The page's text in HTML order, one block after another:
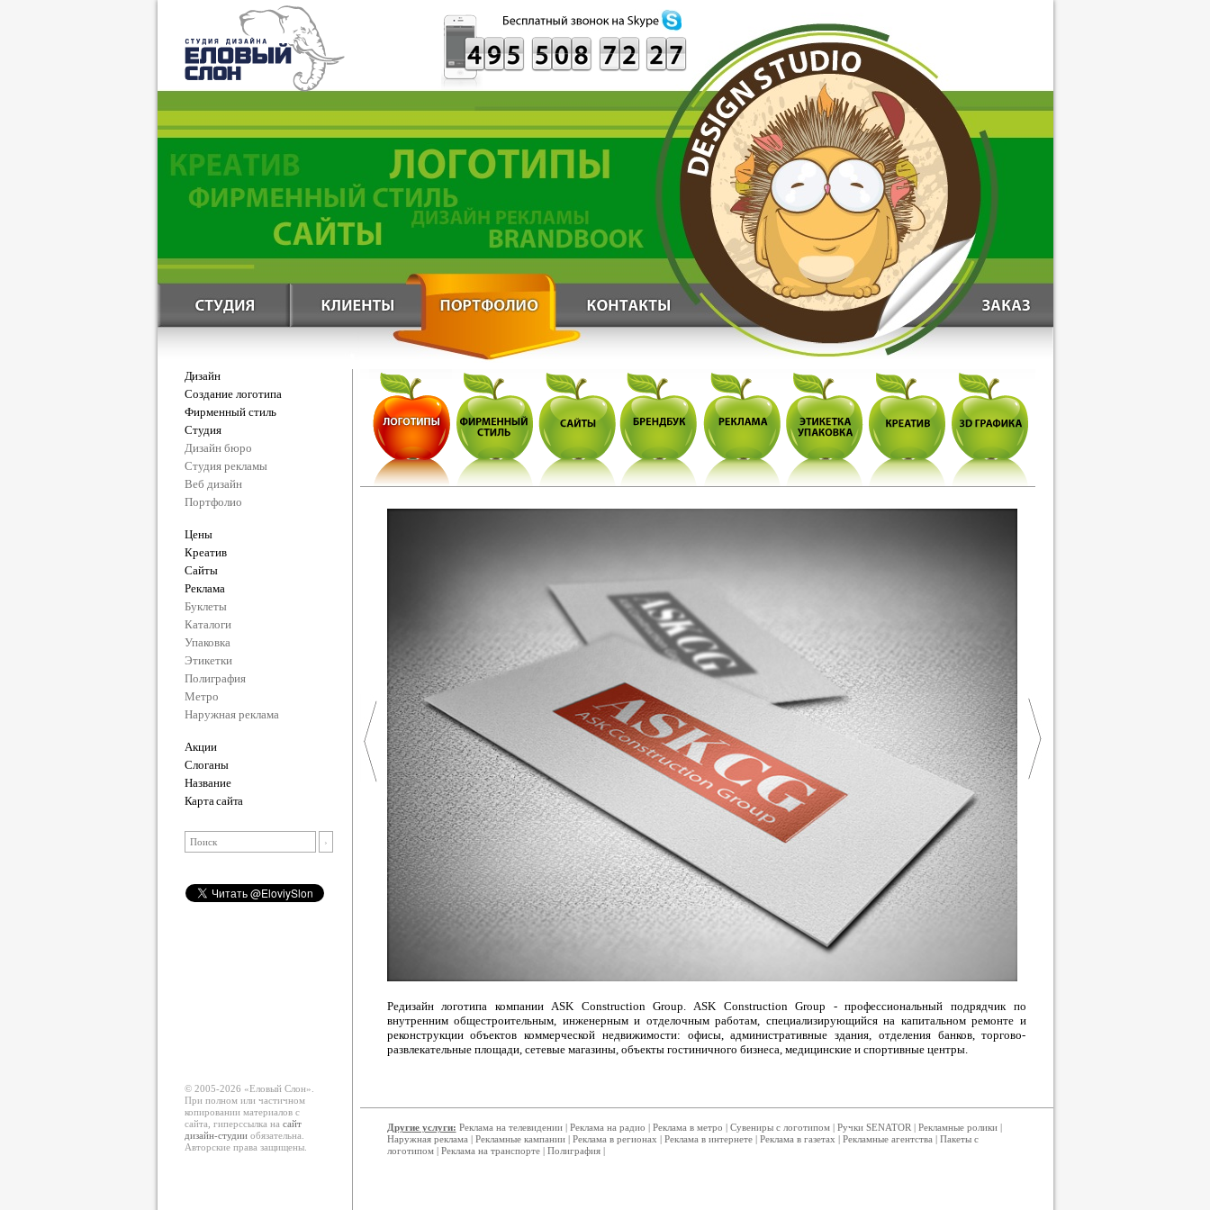
Дизайн
Создание логотипа
Фирменный стиль
Студия
Дизайн бюро
Студия рекламы
Веб дизайн
Портфолио
Цены
Креатив
Сайты
Реклама
Буклеты
Каталоги
Упаковка
Этикетки
Полиграфия
Метро
Наружная реклама
Акции
Слоганы
Название
Карта сайта
Редизайн логотипа компании ASK Construction Group. ASK Construction Group - профессиональный подрядчик по
внутренним общестроительным, инженерным и отделочным работам, специализирующийся на капитальном ремонте и
реконструкции объектов коммерческой недвижимости: офисы, административные здания, отделения банков, торгово-
развлекательные площади, сетевые магазины, объекты гостиничного бизнеса, медицинские и спортивные центры.
© 2005-2026 «Еловый Cлон».
При полном или частичном
копировании материалов с
сайта, гиперссылка на сайт
дизайн-студииобязательна.
Авторские права защищены.
Другие услуги: Реклама на телевидении| Реклама на радио | Реклама в метро | Сувениры с логотипом| Ручки SENATOR | Рекламные ролики|
Наружная реклама | Рекламные кампании| Реклама в регионах | Реклама в интернете| Реклама в газетах | Рекламные агентства | Пакеты с
логотипом| Реклама на транспорте| Полиграфия|